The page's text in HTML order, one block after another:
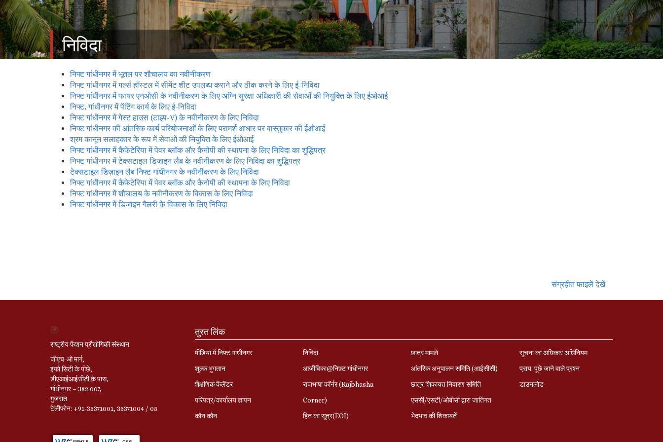
निविदा
निफ्ट गांधीनगर में भूतल पर शौचालय का नवीनीकरण
निफ्ट गांधीनगर में गर्ल्स हॉस्टल में सीमेंट शीट उपलब्ध कराने और ठीक करने के लिए ई-निविदा
निफ्ट गांधीनगर में फायर एनओसी के नवीनीकरण के लिए अग्नि सुरक्षा अधिकारी की सेवाओं की नियुक्ति के लिए ईओआई
निफ्ट, गांधीनगर में पेंटिंग कार्य के लिए ई-निविदा
निफ्ट गांधीनगर में गेस्ट हाउस (टाइप-V) के नवीनीकरण के लिए निविदा
निफ्ट गांधीनगर की आंतरिक कार्य परियोजनाओं के लिए परामर्श आधार पर वास्तुकार की ईओआई
श्रम कानून सलाहकार के रूप में सेवाओं की नियुक्ति के लिए ईओआई
निफ्ट गांधीनगर में कैफेटेरिया में पेवर ब्लॉक और कैनोपी की स्थापना के लिए निविदा का शुद्धिपत्र
निफ्ट गांधीनगर में टेक्सटाइल डिजाइन लैब के नवीनीकरण के लिए निविदा का शुद्धिपत्र
टेक्सटाइल डिज़ाइन लैब निफ्ट गांधीनगर के नवीनीकरण के लिए निविदा
निफ्ट गांधीनगर में कैफेटेरिया में पेवर ब्लॉक और कैनोपी की स्थापना के लिए निविदा
निफ्ट गांधीनगर में शौचालय के नवीनीकरण के विकास के लिए निविदा
निफ्ट गांधीनगर में डिजाइन गैलरी के विकास के लिए निविदा
संग्रहीत फाइलें देखें
राष्ट्रीय फैशन प्रौद्योगिकी संस्थान
जीएच-ओ मार्ग,
इंफो सिटी के पीछे,
डीएआईआईसीटी के पास,
गांधीनगर – 382 007,
गुजरात
टेलीफोन: +91-35371001, 35371004 / 05
तुरत लिंक
मीडिया में निफ्ट गांधीनगर
शुल्क भुगतान
शैक्षणिक कैलेंडर
परिपत्र/कार्यालय ज्ञापन
कौन कौन
निविदा
आजीविका@निफ़्ट गांधीनगर
राजभाषा कॉर्नर (Rajbhasha
Corner)
हित का सूत्र(EOI)
छात्र मामले
आंतरिक अनुपालन समिति (आईसीसी)
छात्र शिकायत निवारण समिति
एससी/एसटी/ओबीसी द्वारा जातिगत
भेदभाव की शिकायतें
सूचना का अधिकार अधिनियम
प्राय: पूछे जाने वाले प्रश्‍न
डाउनलोड